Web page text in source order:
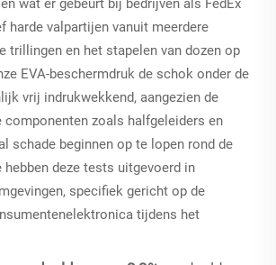
wat er gebeurt bij bedrijven als FedEx
harde valpartijen vanuit meerdere
trillingen en het stapelen van dozen op
EVA-beschermdruk de schok onder de
vrij indrukwekkend, aangezien de
componenten zoals halfgeleiders en
schade beginnen op te lopen rond de
hebben deze tests uitgevoerd in
specifiek gericht op de
tijdens het